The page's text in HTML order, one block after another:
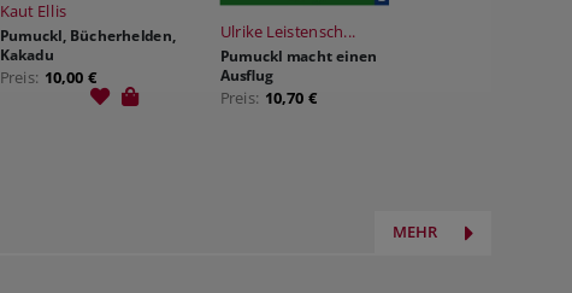
Kaut Ellis
Pumuckl, Bücherhelden,
Kakadu
Preis: 10,00 €
Ulrike Leistensch...
Pumuckl macht einen
Ausflug
Preis: 10,70 €
MEHR